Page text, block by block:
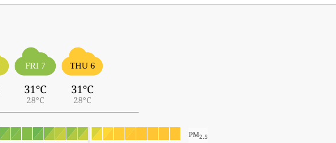
THU 6
31°C
28°C
FRI 7
31°C
28°C
PM2.5